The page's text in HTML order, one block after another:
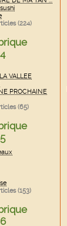
(224)
VALLEE
PROCHAINE
(65)
(153)